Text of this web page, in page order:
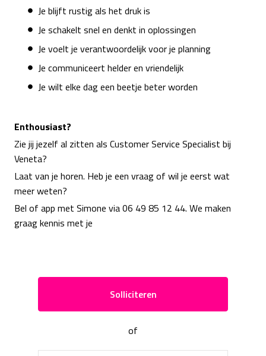
Je blijft rustig als het druk is
Je schakelt snel en denkt in oplossingen
Je voelt je verantwoordelijk voor je planning
Je communiceert helder en vriendelijk
Je wilt elke dag een beetje beter worden
Enthousiast?
Zie jij jezelf al zitten als Customer Service Specialist bij
Veneta?
Laat van je horen. Heb je een vraag of wil je eerst wat
meer weten?
Bel of app met Simone via 06 49 85 12 44. We maken
graag kennis met je
Solliciteren
of